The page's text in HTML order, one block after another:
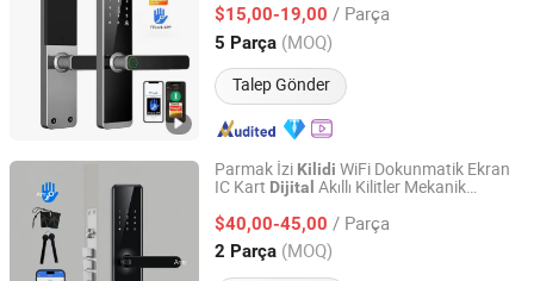
$15,00-19,00 / Parça
5 Parça (MOQ)
Talep Gönder
Zhejiang, China Fiyat 2017
Parmak İzi Kilidi WiFi Dokunmatik Ekran
IC Kart Dijital Akıllı Kilitler Mekanik
Kilidi
$40,00-45,00 / Parça
2 Parça (MOQ)
Shenzhen Everlead Electronics Co., Ltd.
Guangdong, China Fiyat 2022